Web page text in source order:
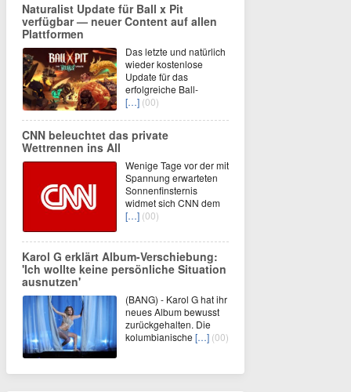
Naturalist Update für Ball x Pit
verfügbar — neuer Content auf allen
Plattformen
Das letzte und natürlich
wieder kostenlose
Update für das
erfolgreiche Ball-
[…] (00)
CNN beleuchtet das private
Wettrennen ins All
Wenige Tage vor der mit
Spannung erwarteten
Sonnenfinsternis
widmet sich CNN dem
[…] (00)
Karol G erklärt Album-Verschiebung:
'Ich wollte keine persönliche Situation
ausnutzen'
(BANG) - Karol G hat ihr
neues Album bewusst
zurückgehalten. Die
kolumbianische […] (00)